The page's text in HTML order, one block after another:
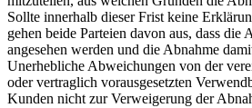
Sollte innerhalb dieser Frist keine
gehen beide Parteien davon aus, dass die
angesehen werden und die Abnahme
Unerhebliche Abweichungen von der
oder vertraglich vorausgesetzten
Kunden nicht zur Verweigerung der